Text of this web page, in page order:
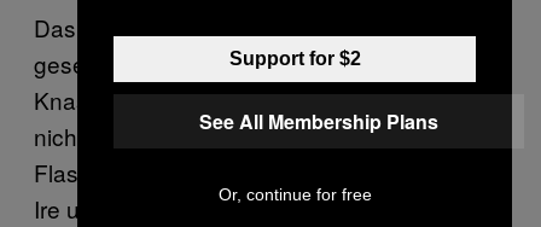
Das Bizarrste, was ich in meiner Haftzeit
gesehen habe, war ein Typ, der einen
Knastbullen als Geisel genommen hat, mit
nichts als einer Bombenattrappe aus einer
Flasche und ein paar Radiodrähten. Er war
Ire und setzte auf die ganzen IRA-
Support for $2
See All Membership Plans
Or, continue for free